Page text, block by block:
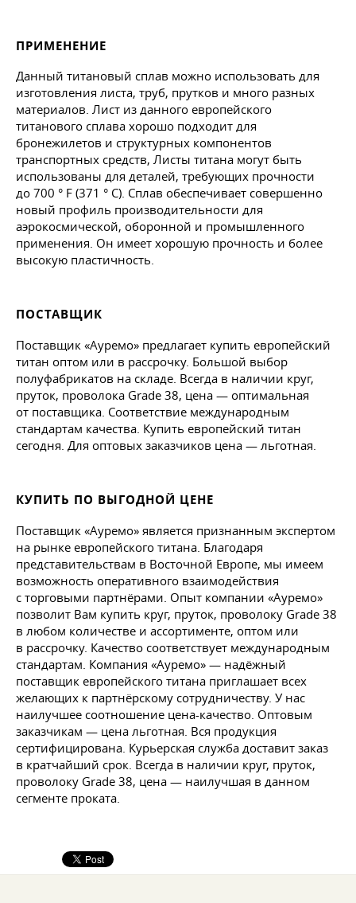
ПРИМЕНЕНИЕ
Данный титановый сплав можно использовать для
изготовления листа, труб, прутков и много разных
материалов. Лист из данного европейского
титанового сплава хорошо подходит для
бронежилетов и структурных компонентов
транспортных средств, Листы титана могут быть
использованы для деталей, требующих прочности
до 700 ° F (371 ° C). Сплав обеспечивает совершенно
новый профиль производительности для
аэрокосмической, оборонной и промышленного
применения. Он имеет хорошую прочность и более
высокую пластичность.
ПОСТАВЩИК
Поставщик «Ауремо» предлагает купить европейский
титан оптом или в рассрочку. Большой выбор
полуфабрикатов на складе. Всегда в наличии круг,
пруток, проволока Grade 38, цена — оптимальная
от поставщика. Соответствие международным
стандартам качества. Купить европейский титан
сегодня. Для оптовых заказчиков цена — льготная.
КУПИТЬ ПО ВЫГОДНОЙ ЦЕНЕ
Поставщик «Ауремо» является признанным экспертом
на рынке европейского титана. Благодаря
представительствам в Восточной Европе, мы имеем
возможность оперативного взаимодействия
с торговыми партнёрами. Опыт компании «Ауремо»
позволит Вам купить круг, пруток, проволоку Grade 38
в любом количестве и ассортименте, оптом или
в рассрочку. Качество соответствует международным
стандартам. Компания «Ауремо» — надёжный
поставщик европейского титана приглашает всех
желающих к партнёрскому сотрудничеству. У нас
наилучшее соотношение цена-качество. Оптовым
заказчикам — цена льготная. Вся продукция
сертифицирована. Курьерская служба доставит заказ
в кратчайший срок. Всегда в наличии круг, пруток,
проволоку Grade 38, цена — наилучшая в данном
сегменте проката.